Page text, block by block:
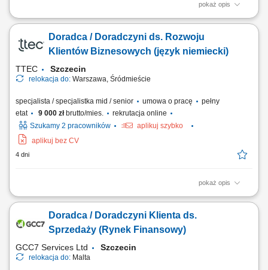
pokaż opis
Opis stanowiska: Pozyskiwanie nowych partnerów biznesowych oraz
oświatowo-wychowawczego; Przeprowadzanie bezpośrednich spotkań
handlowych i prezentacja asortymentu wyposażenia, sprzętu
Doradca / Doradczyni ds. Rozwoju
Klientów Biznesowych (język niemiecki)
TTEC Szczecin
relokacja do: Warszawa, Śródmieście
specjalista / specjalistka mid / senior umowa o pracę
pełny
etat
9 000 złbrutto/mies.
rekrutacja online
Szukamy 2 pracowników
aplikuj szybko
aplikuj bez CV
4 dni
pokaż opis
Opis stanowiska pozyskiwanie informacji o potencjalnych klientach i
oraz budowanie zainteresowania ofertą, współpraca z zespołem
sprzedaży w zakresie przygotowywania nowych możliwości
Doradca / Doradczyni Klienta ds.
Sprzedaży (Rynek Finansowy)
GCC7 Services Ltd Szczecin
relokacja do: Malta